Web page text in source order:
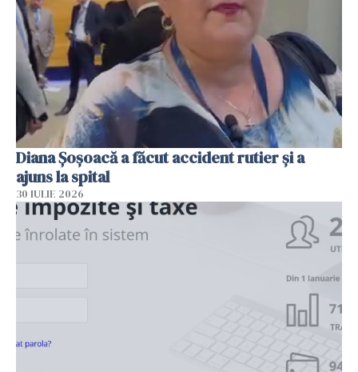
Diana Șoșoacă a făcut accident rutier și a
ajuns la spital
30 IULIE 2026